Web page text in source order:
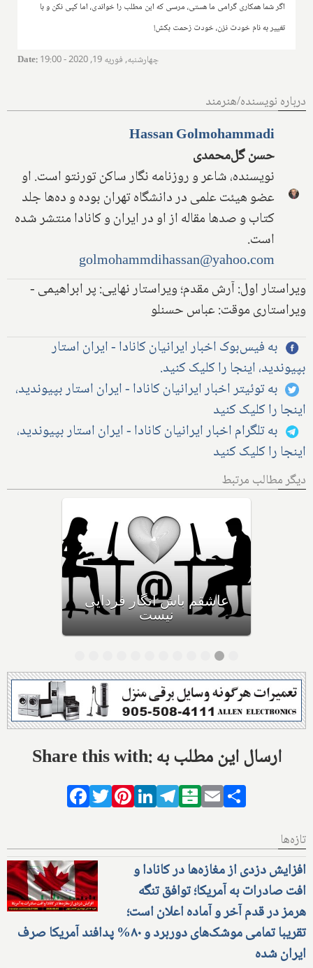
اگر شما همکاری گرامی ما هستی، مرسی که این مطلب را خواندی، اما کپی نکن و با
تغییر به نام خودت نزن، خودت زحمت بکش!
Date: چهارشنبه, فوریه 19, 2020 - 19:00
درباره نویسنده/هنرمند
Hassan Golmohammadi
حسن گل‌محمدی
نویسنده، شاعر و روزنامه نگار ساکن تورنتو است. او
عضو هیئت علمی در دانشگاه تهران بوده و ده‌ها جلد
کتاب و صدها مقاله از او در ایران و کانادا منتشر شده
است.
golmohammdihassan@yahoo.com
ویراستار اول: آرش مقدم؛ ویراستار نهایی: پر ابراهیمی -
ویراستاری موقت: عباس حسنلو
به فیس‌بوک اخبار ایرانیان کانادا - ایران استار
بپیوندید، اینجا را کلیک کنید.
به توئیتر اخبار ایرانیان کانادا - ایران استار بپیوندید،
اینجا را کلیک کنید
به تلگرام اخبار ایرانیان کانادا - ایران استار بپیوندید،
اینجا را کلیک کنید
دیگر مطالب مرتبط
یک تلاش نافرجام
Share this with: ارسال این مطلب به
Facebook
TwitterPinterestLinkedIn
Telegram
Balatarin
Email
تازه‌ها
افزایش دزدی از مغازه‌ها در کانادا و
افت صادرات به آمریکا؛ توافق تنگه
هرمز در قدم آخر و آماده اعلان است؛
تقریبا تمامی موشک‌های دوربرد و ۸۰% پدافند آمریکا صرف
ایران شده